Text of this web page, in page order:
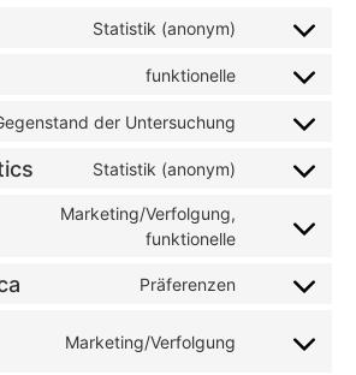
Statistik (anonym)
funktionelle
der Untersuchung
Statistik (anonym)
Marketing/Verfolgung,
funktionelle
Präferenzen
Marketing/Verfolgung